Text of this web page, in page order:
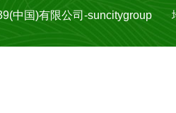
中国)有限公司-